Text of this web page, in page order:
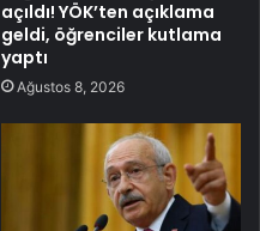
açıldı! YÖK’ten açıklama
geldi, öğrenciler kutlama
yaptı
Ağustos 8, 2026